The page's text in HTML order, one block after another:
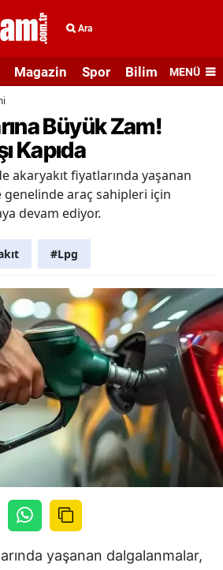
Ara
Magazin Spor Bilim veMENÜ
Büyük Zam!
Kapıda
akaryakıt fiyatlarında yaşanan
genelinde araç sahipleri için
devam ediyor.
#Lpg
yaşanan dalgalanmalar,